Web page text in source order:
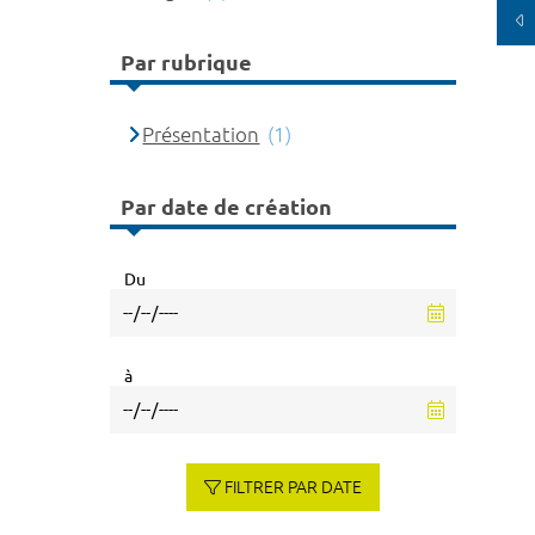
Par rubrique
Présentation (1)
Par date de création
Du
à
FILTRER PAR DATE